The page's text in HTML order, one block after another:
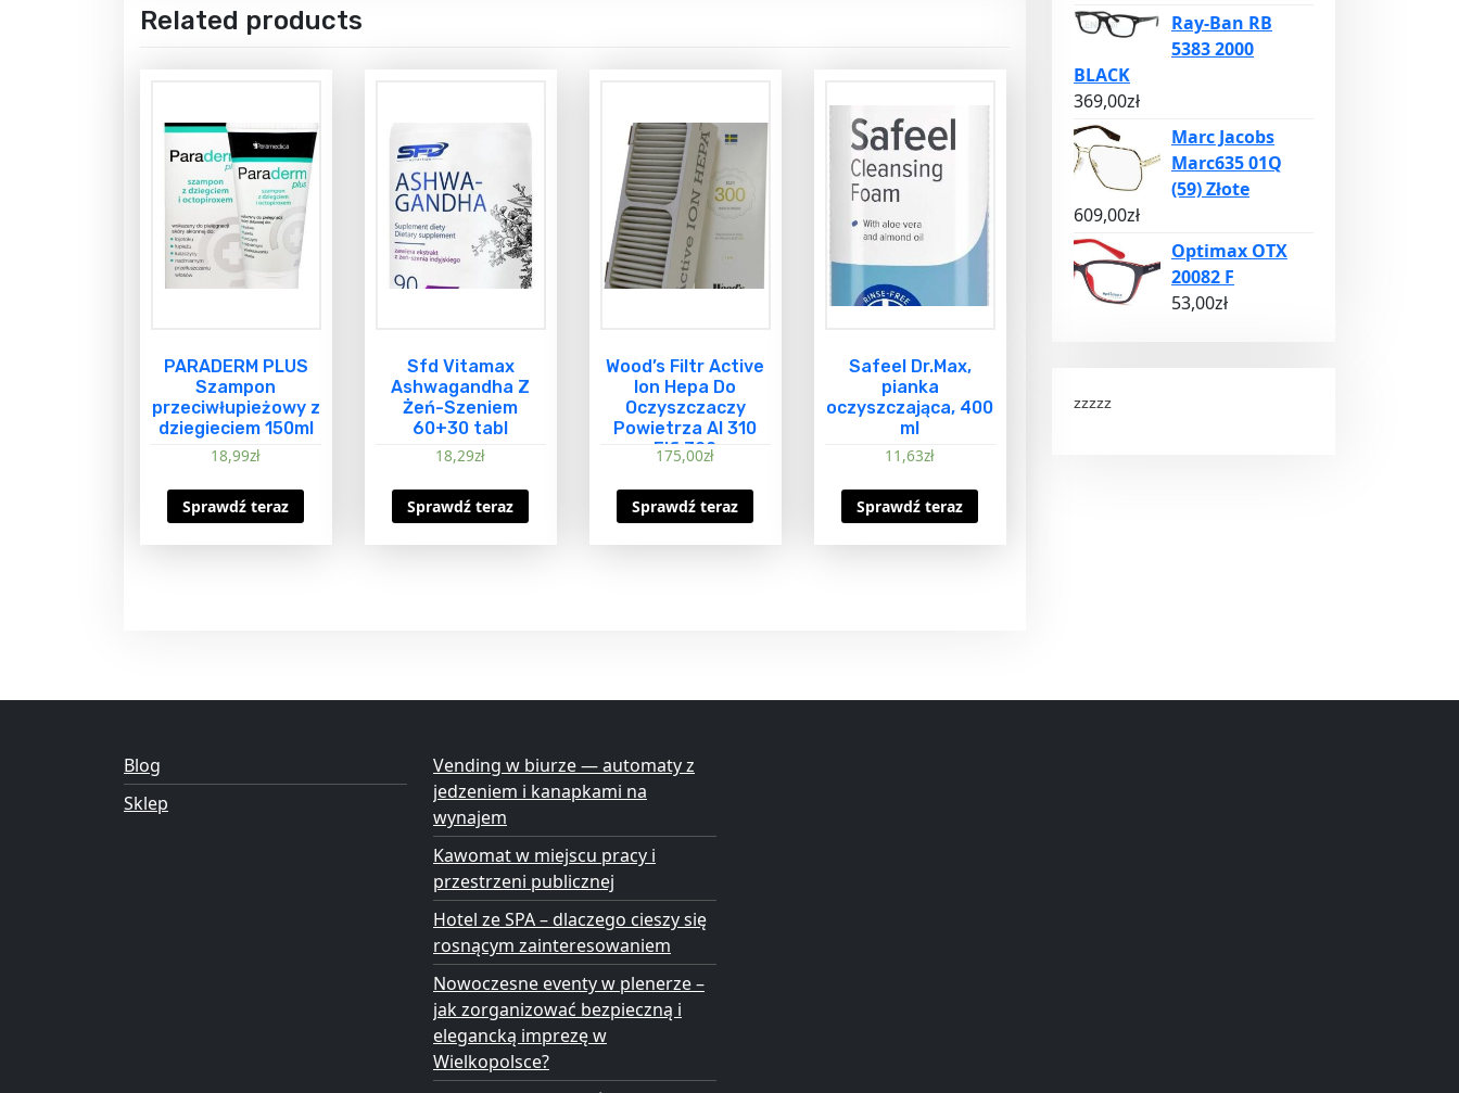
Related products
PARADERM PLUS
Szampon
przeciwłupieżowy z
dziegieciem 150ml
18,99zł
Sprawdź teraz
Sfd Vitamax
Ashwagandha Z
Żeń-Szeniem
60+30 tabl
18,29zł
Sprawdź teraz
Wood’s Filtr Active
Ion Hepa Do
Oczyszczaczy
Powietrza Al 310
Elfi 300
175,00zł
Sprawdź teraz
Safeel Dr.Max,
pianka
oczyszczająca, 400
ml
11,63zł
Sprawdź teraz
Ray-Ban RB
5383 2000
BLACK
369,00zł
Marc Jacobs
Marc635 01Q
(59) Złote
609,00zł
Optimax OTX
20082 F
53,00zł
zzzzz
Blog
Sklep
Vending w biurze — automaty z
jedzeniem i kanapkami na
wynajem
Kawomat w miejscu pracy i
przestrzeni publicznej
Hotel ze SPA – dlaczego cieszy się
rosnącym zainteresowaniem
Nowoczesne eventy w plenerze –
jak zorganizować bezpieczną i
elegancką imprezę w
Wielkopolsce?